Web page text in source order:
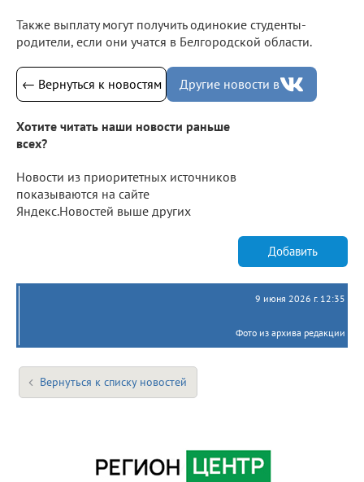
Также выплату могут получить одинокие студенты-
родители, если они учатся в Белгородской области.
← Вернуться к новостям Другие новости в
Хотите читать наши новости раньше
всех?
Новости из приоритетных источников
показываются на сайте
Яндекс.Новостей выше других
Добавить
9 июня 2026 г. 12:35
Фото из архива редакции
Вернуться к списку новостей